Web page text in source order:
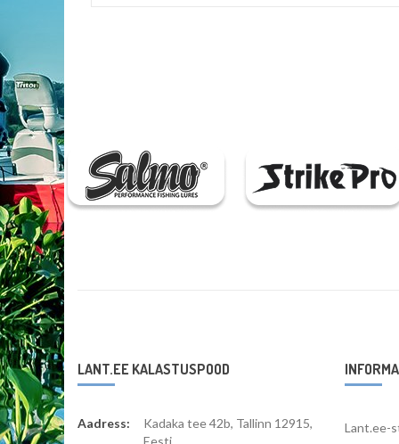
LANT.EE KALASTUSPOOD
Aadress:
Kadaka tee 42b, Tallinn 12915,
Eesti
Lant.ee-